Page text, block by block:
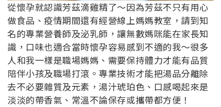
從懷孕就認識芳茲滴雞精了～因為芳茲不只有用心
做食品、疫情期間還有經營線上媽媽教室，請到知
名的專業營養師及泌乳師，讓無數媽咪能在家長知
識，口味也適合當時懷孕容易感到不適的我～很多
人和我一樣是職場媽媽、需要保持體力才能有品質
陪伴小孩及職場打滾。專業技術才能把湯品分離除
去不必要雜質及元素，湯汁琥珀色、口感喝起來是
淡淡的帶香氣、常溫不論保存或攜帶都方便！